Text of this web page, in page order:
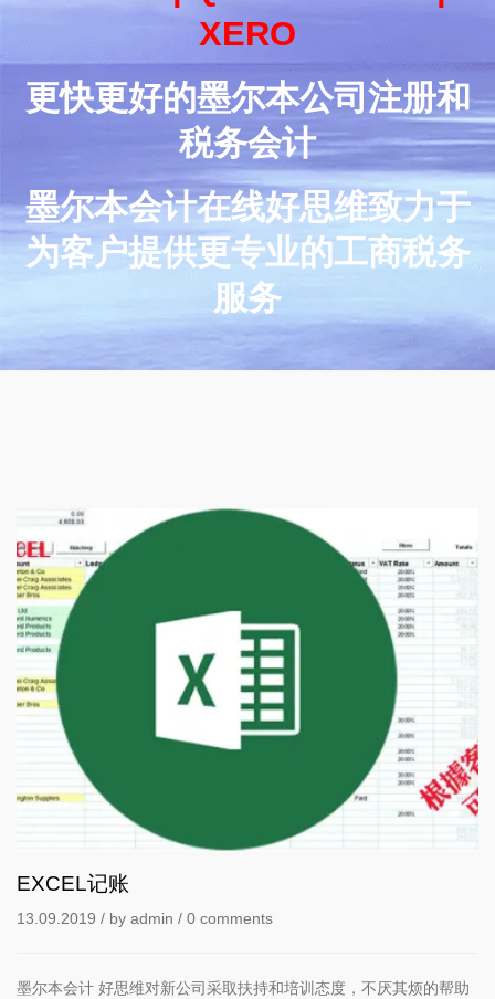
XERO
更快更好的墨尔本公司注册和
税务会计
墨尔本会计在线好思维致力于
为客户提供更专业的工商税务
服务
EXCEL记账
13.09.2019 / by admin / 0 comments
墨尔本会计 好思维对新公司采取扶持和培训态度，不厌其烦的帮助